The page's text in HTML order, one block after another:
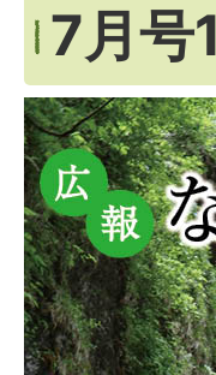
7月号